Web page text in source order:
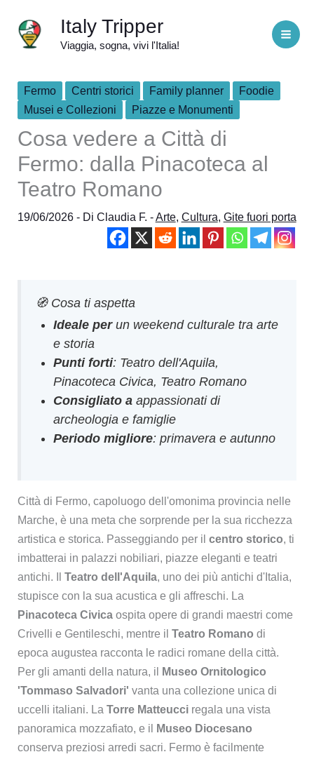
contenuto
Italy Tripper
Viaggia, sogna, vivi l'Italia!
Fermo Centri storici Family planner
Foodie
Musei e Collezioni
Piazze e Monumenti
Cosa vedere a Città di
Fermo: dalla Pinacoteca al
Teatro Romano
19/06/2026 - Di Claudia F. -Arte, Cultura, Gite fuori porta
🧭 Cosa ti aspetta
Ideale perun weekend culturale tra arte
e storia
Punti forti: Teatro dell'Aquila,
Pinacoteca Civica, Teatro Romano
Consigliato a appassionati di
archeologia e famiglie
Periodo migliore: primavera e autunno
Città di Fermo, capoluogo dell'omonima provincia nelle
Marche, è una meta che sorprende per la sua ricchezza
artistica e storica. Passeggiando per il centro storico, ti
imbatterai in palazzi nobiliari, piazze eleganti e teatri
antichi. Il Teatro dell'Aquila, uno dei più antichi d'Italia,
stupisce con la sua acustica e gli affreschi. La
Pinacoteca Civicaospita opere di grandi maestri come
Crivelli e Gentileschi, mentre il Teatro Romano di
epoca augustea racconta le radici romane della città.
Per gli amanti della natura, il
Museo Ornitologico
'Tommaso Salvadori' vanta una collezione unica di
uccelli italiani. La Torre Matteucciregala una vista
panoramica mozzafiato, e il
Museo Diocesano
conserva preziosi arredi sacri. Fermo è facilmente